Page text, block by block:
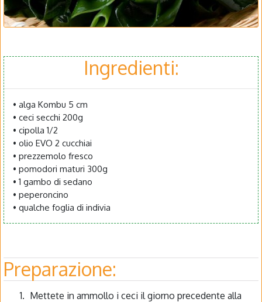
Ingredienti:
• alga Kombu 5 cm
• ceci secchi 200g
• cipolla 1/2
• olio EVO 2 cucchiai
• prezzemolo fresco
• pomodori maturi 300g
• 1 gambo di sedano
• peperoncino
• qualche foglia di indivia
Preparazione:
Mettete in ammollo i ceci il giorno precedente alla